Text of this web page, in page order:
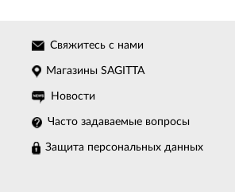
Свяжитесь с нами
Магазины SAGITTA
Новости
Часто задаваемые вопросы
Защита персональных данных